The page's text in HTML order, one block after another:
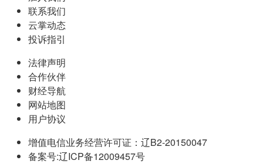
联系我们
云掌动态
投诉指引
法律声明
合作伙伴
财经导航
网站地图
用户协议
增值电信业务经营许可证：辽B2-20150047
备案号:辽ICP备12009457号